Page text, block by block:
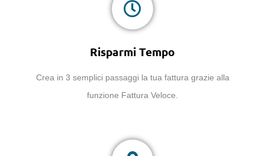
Risparmi Tempo
Crea in 3 semplici passaggi la tua fattura grazie alla
funzione Fattura Veloce.